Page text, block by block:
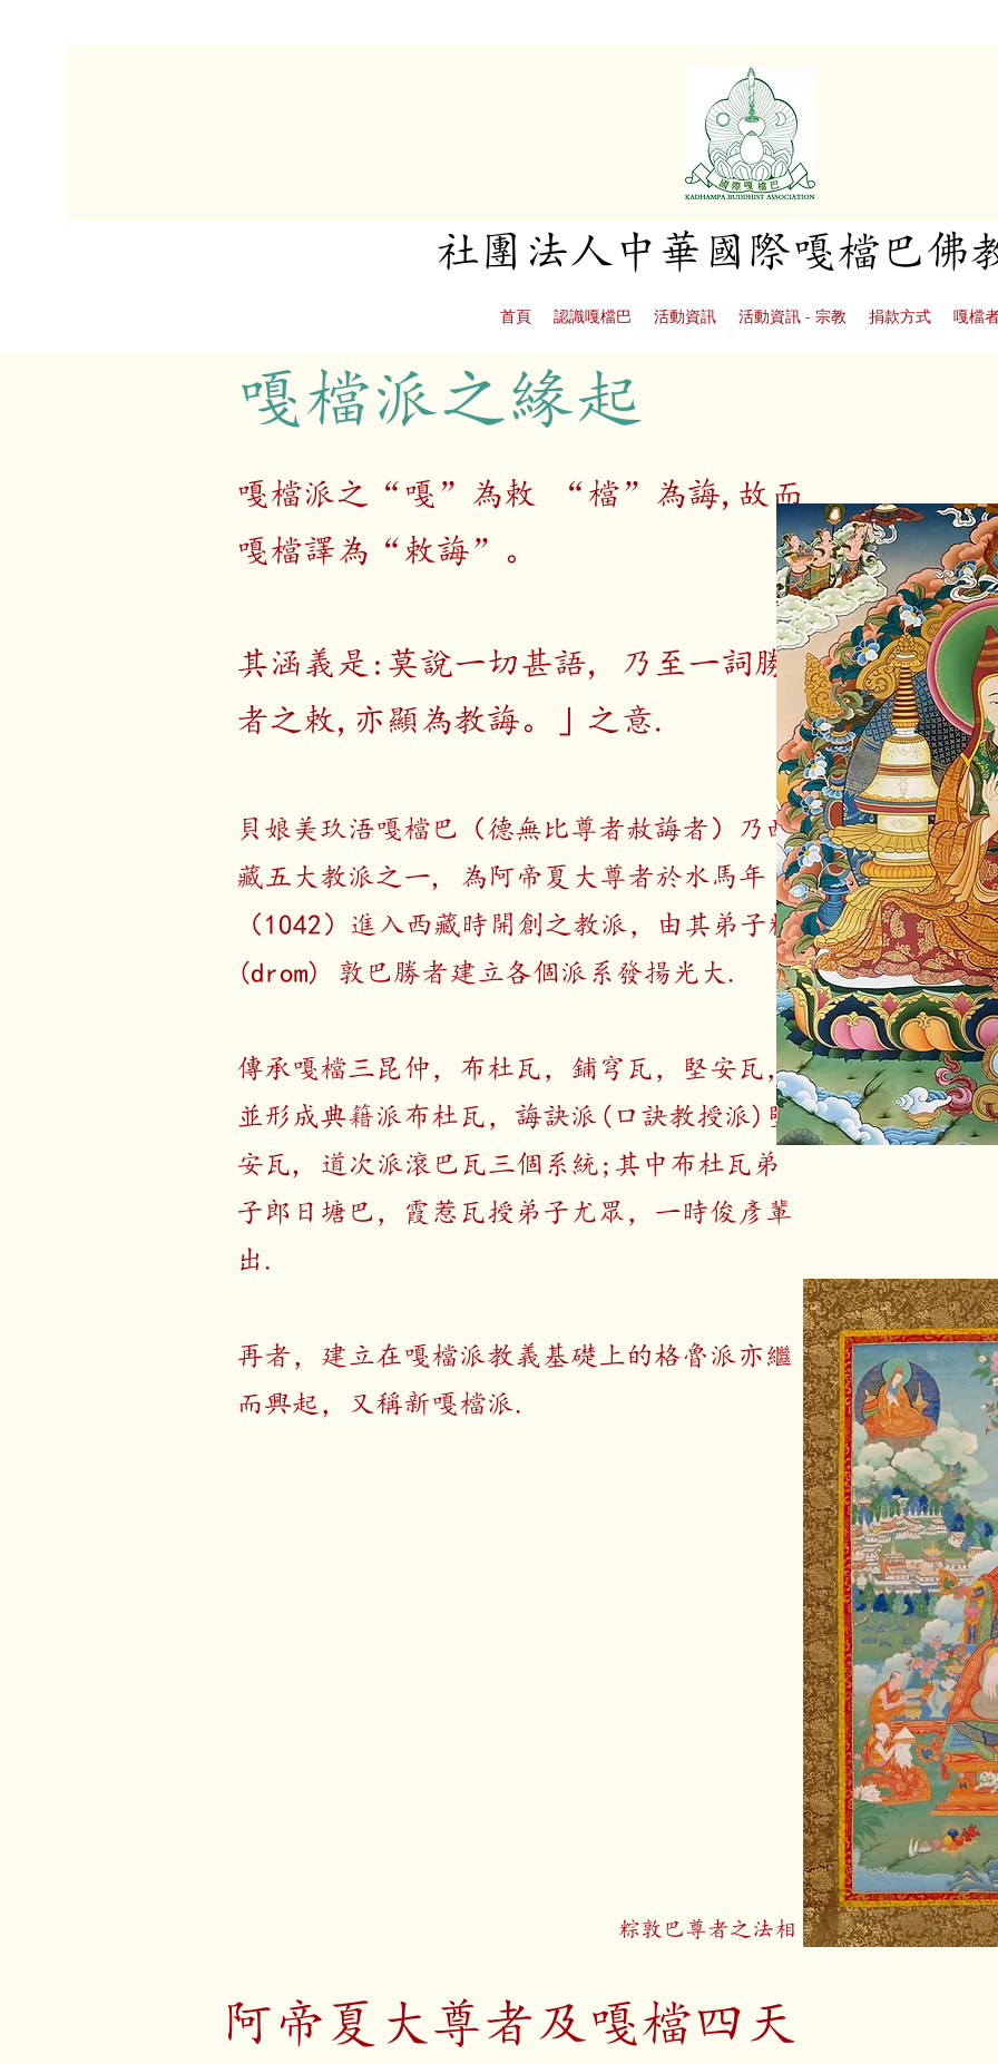
社團法人中華國際嘎檔巴佛
首頁 認識嘎檔巴 活動資訊 活動資訊 - 宗教 捐款方式 嘎檔
嘎檔派之緣起
嘎檔派之“嘎”為敕 “檔”為誨,故而
嘎檔譯為“敕誨”。
其涵義是:莫說一切甚語, 乃至一詞勝
者之敕,亦顯為教誨。」之意.
貝娘美玖浯嘎檔巴（德無比尊者赦誨者）乃西
藏五大教派之一, 為阿帝夏大尊者於水馬年
（1042）進入西藏時開創之教派，由其弟子粽
(drom) 敦巴勝者建立各個派系發揚光大.
傳承嘎檔三昆仲，布杜瓦，鋪穹瓦，堅安瓦，
並形成典籍派布杜瓦，誨訣派 (口訣教授派)堅
安瓦, 道次派滾巴瓦三個系統;其中布杜瓦弟
子郎日塘巴，霞惹瓦授弟子尤眾，一時俊彥輩
出.
再者，建立在嘎檔派教義基礎上的格魯派亦繼
而興起，又稱新嘎檔派.
粽敦巴尊者之法相
阿帝夏大尊者及嘎檔四天